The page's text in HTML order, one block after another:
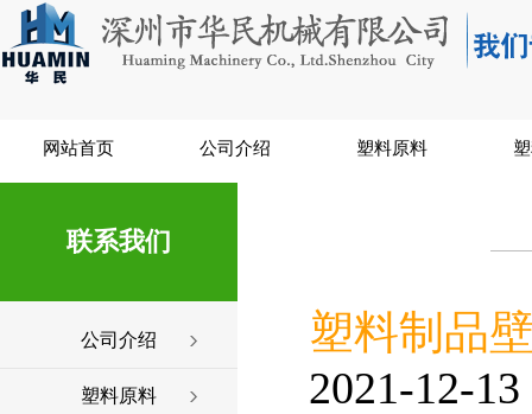
网站首页 公司介绍 塑料原料
联系我们
公司介绍
塑料原料
塑料制品
2021-12-